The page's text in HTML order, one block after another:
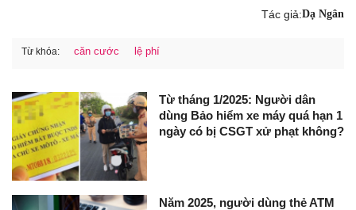
Tác giả:Dạ Ngân
Từ khóa: căn cước lệ phí
Từ tháng 1/2025: Người dân
dùng Bảo hiểm xe máy quá hạn 1
ngày có bị CSGT xử phạt không?
Năm 2025, người dùng thẻ ATM